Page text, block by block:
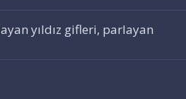
yıldız gifleri, parlayan